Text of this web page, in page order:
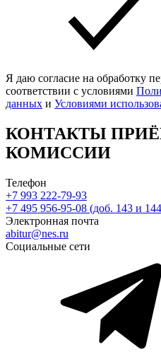
Я даю согласие на обработку
соответствии с условиями
данных и Условиями
КОНТАКТЫ
КОМИССИИ
Телефон
+7 993 222-79-93
+7 495 956-95-08 (доб. 143 и
Электронная почта
abitur@nes.ru
Социальные сети